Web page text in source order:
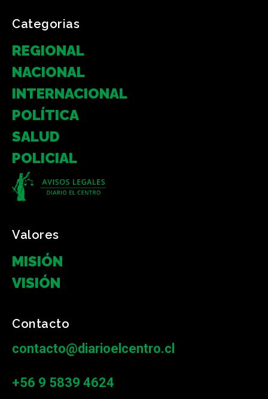
Categorias
REGIONAL
NACIONAL
INTERNACIONAL
POLÍTICA
SALUD
POLICIAL
Valores
MISIÓN
VISIÓN
Contacto
contacto@diarioelcentro.cl
+56 9 5839 4624